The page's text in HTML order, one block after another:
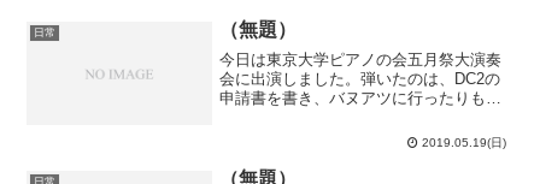
日常 （無題）
今日は東京大学ピアノの会五月祭大演奏
会に出演しました。弾いたのは、DC2の
申請書を書き、バヌアツに行ったりもし
ンチンスキー作曲 5つの前奏曲 第1曲ヴィ
エルヌ作曲 12の前奏曲 Op.36-7 「苦悩の
日...
2019.05.19(日)
（無題）